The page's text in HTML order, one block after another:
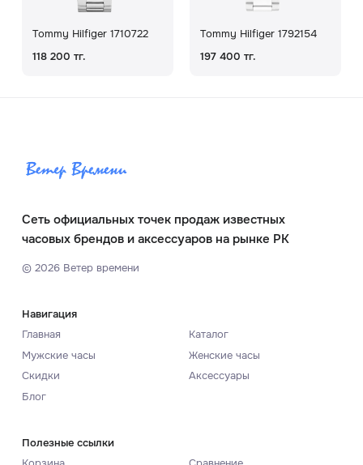
Tommy Hilfiger 1710722
118 200 тг.
Tommy Hilfiger 1792154
197 400 тг.
Сеть официальных точек продаж известных
часовых брендов и аксессуаров на рынке РК
© 2026Ветер времени
Навигация
Главная
Каталог
Мужские часы
Женские часы
Скидки
Аксессуары
Блог
Полезные ссылки